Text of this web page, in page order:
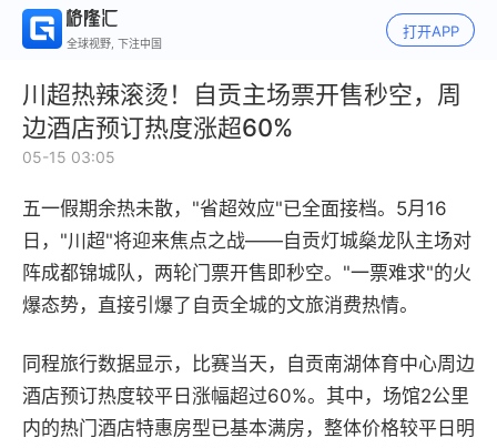
全球视野, 下注中国
打开APP
川超热辣滚烫！自贡主场票开售秒空，周
边酒店预订热度涨超60%
05-15 03:05
五一假期余热未散，"省超效应"已全面接档。5月16
日，"川超"将迎来焦点之战——自贡灯城燊龙队主场对
阵成都锦城队，两轮门票开售即秒空。"一票难求"的火
爆态势，直接引爆了自贡全城的文旅消费热情。
同程旅行数据显示，比赛当天，自贡南湖体育中心周边
酒店预订热度较平日涨幅超过60%。其中，场馆2公里
内的热门酒店特惠房型已基本满房，整体价格较平日明